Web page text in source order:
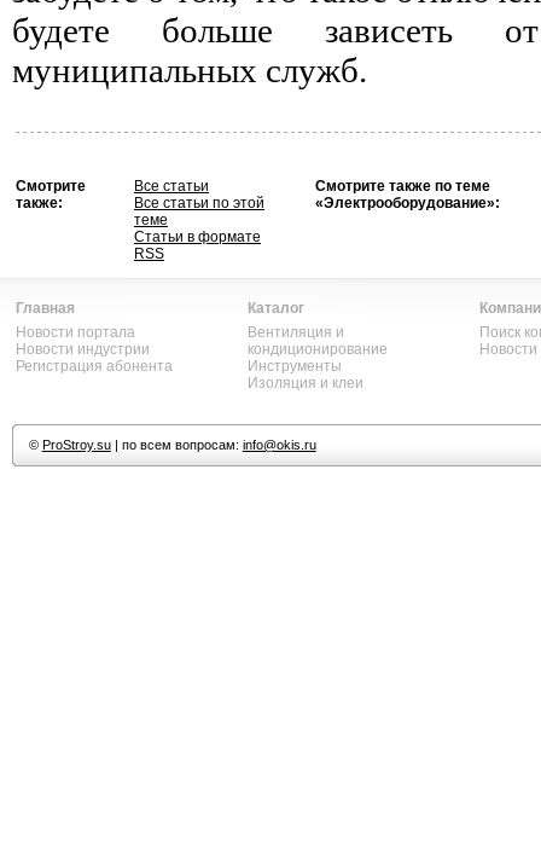
будете больше зависеть
муниципальных служб.
Смотрите
также:
Все статьи
Все статьи по этой
теме
Статьи в формате
RSS
Смотрите также по теме
«Электрооборудование»:
Главная
Новости портала
Новости индустрии
Регистрация абонента
Каталог
Вентиляция и
кондиционирование
Инструменты
Изоляция и клеи
Поиск
© ProStroy.su| по всем вопросам: info@okis.ru